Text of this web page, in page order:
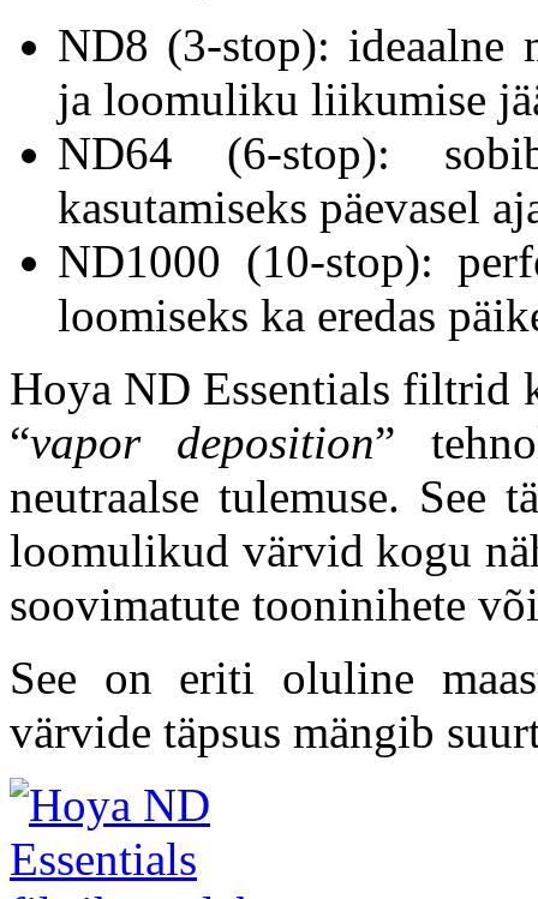
ND8 (3-stop): ideaalne
ja loomuliku liikumise
ND64 (6-stop):
kasutamiseks päevasel
ND1000 (10-stop):
loomiseks ka eredas
Hoya ND Essentials filtrid
“vapor deposition”
neutraalse tulemuse. See
loomulikud värvid kogu
soovimatute tooninihete
See on eriti oluline
värvide täpsus mängib